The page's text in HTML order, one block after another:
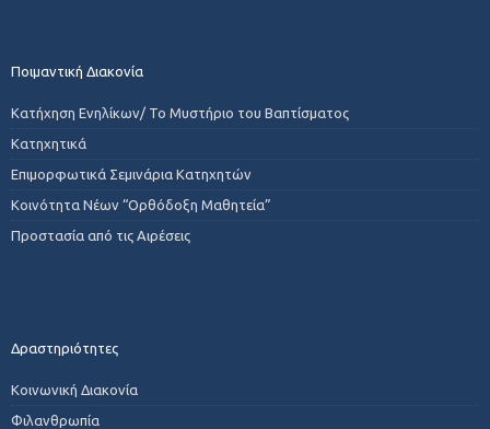
Ποιμαντική Διακονία
Κατήχηση Ενηλίκων/ Το Μυστήριο του Βαπτίσματος
Κατηχητικά
Επιμορφωτικά Σεμινάρια Κατηχητών
Κοινότητα Νέων “Ορθόδοξη Μαθητεία”
Προστασία από τις Αιρέσεις
Δραστηριότητες
Κοινωνική Διακονία
Φιλανθρωπία